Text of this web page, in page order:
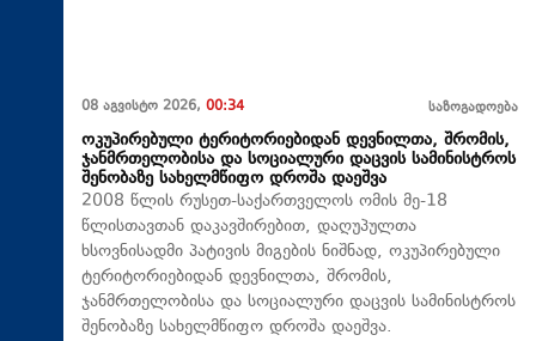
08 აგვისტო 2026, 00:34 საზოგადოება
ოკუპირებული ტერიტორიებიდან დევნილთა, შრომის,
ჯანმრთელობისა და სოციალური დაცვის სამინისტროს
შენობაზე სახელმწიფო დროშა დაეშვა
2008 წლის რუსეთ-საქართველოს ომის მე-18
წლისთავთან დაკავშირებით, დაღუპულთა
ხსოვნისადმი პატივის მიგების ნიშნად, ოკუპირებული
ტერიტორიებიდან დევნილთა, შრომის,
ჯანმრთელობისა და სოციალური დაცვის სამინისტროს
შენობაზე სახელმწიფო დროშა დაეშვა.